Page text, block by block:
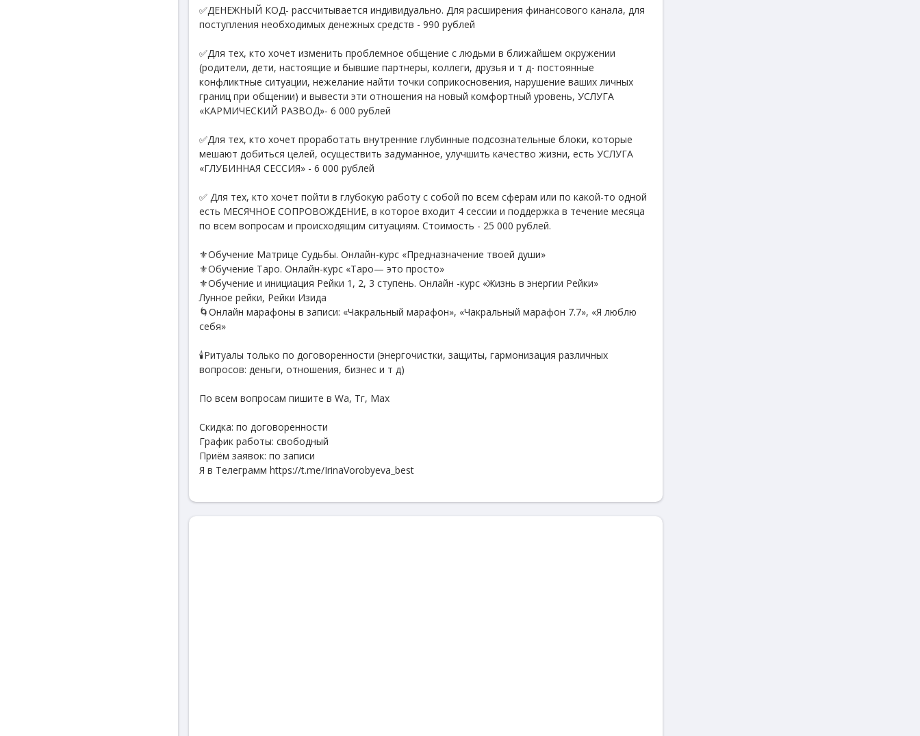
✅ДЕНЕЖНЫЙ КОД- рассчитывается индивидуально. Для расширения финансового канала, для
поступления необходимых денежных средств - 990 рублей
✅Для тех, кто хочет изменить проблемное общение с людьми в ближайшем окружении
(родители, дети, настоящие и бывшие партнеры, коллеги, друзья и т д- постоянные
конфликтные ситуации, нежелание найти точки соприкосновения, нарушение ваших личных
границ при общении) и вывести эти отношения на новый комфортный уровень, УСЛУГА
«КАРМИЧЕСКИЙ РАЗВОД»- 6 000 рублей
✅Для тех, кто хочет проработать внутренние глубинные подсознательные блоки, которые
мешают добиться целей, осуществить задуманное, улучшить качество жизни, есть УСЛУГА
«ГЛУБИННАЯ СЕССИЯ» - 6 000 рублей
✅ Для тех, кто хочет пойти в глубокую работу с собой по всем сферам или по какой-то одной
есть МЕСЯЧНОЕ СОПРОВОЖДЕНИЕ, в которое входит 4 сессии и поддержка в течение месяца
по всем вопросам и происходящим ситуациям. Стоимость - 25 000 рублей.
⚜️Обучение Матрице Судьбы. Онлайн-курс «Предназначение твоей души»
⚜️Обучение Таро. Онлайн-курс «Таро— это просто»
⚜️Обучение и инициация Рейки 1, 2, 3 ступень. Онлайн -курс «Жизнь в энергии Рейки»
Лунное рейки, Рейки Изида
🌀Онлайн марафоны в записи: «Чакральный марафон», «Чакральный марафон 7.7», «Я люблю
себя»
🕯️Ритуалы только по договоренности (энергочистки, защиты, гармонизация различных
вопросов: деньги, отношения, бизнес и т д)
По всем вопросам пишите в Wa, Тг, Мах
Скидка: по договоренности
График работы: свободный
Приём заявок: по записи
Я в Телеграмм https://t.me/IrinaVorobyeva_best